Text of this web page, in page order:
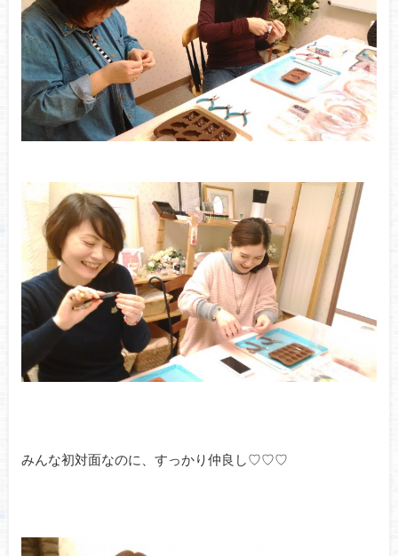
みんな初対面なのに、すっかり仲良し♡♡♡